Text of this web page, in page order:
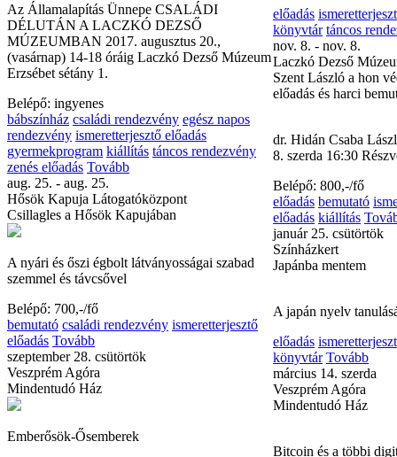
Az Államalapítás Ünnepe CSALÁDI
DÉLUTÁN A LACZKÓ DEZSŐ
MÚZEUMBAN 2017. augusztus 20.,
(vasárnap) 14-18 óráig Laczkó Dezső Múzeum
Erzsébet sétány 1.
Belépő: ingyenes
bábszínház családi rendezvény egész napos
rendezvény ismeretterjesztő előadás
gyermekprogram kiállítás táncos rendezvény
zenés előadás Tovább
aug. 25. - aug. 25.
Hősök Kapuja Látogatóközpont
Csillagles a Hősök Kapujában
A nyári és őszi égbolt látványosságai szabad
szemmel és távcsővel
Belépő: 700,-/fő
bemutató családi rendezvény ismeretterjesztő
előadás Tovább
szeptember 28. csütörtök
Veszprém Agóra
Mindentudó Ház
Emberősök-Ősemberek
Násztor Péter
és a gauchokról
táncbemutatóval
ismeretterjesztő
könyvtár táncos
nov. 8. - nov. 8.
Szent László a hon
előadás és harci
dr. Hidán Csaba
8. szerda 16:30
előadás bemutató
január 25. csütörtök
Színházkert
Japánba mentem
előadás